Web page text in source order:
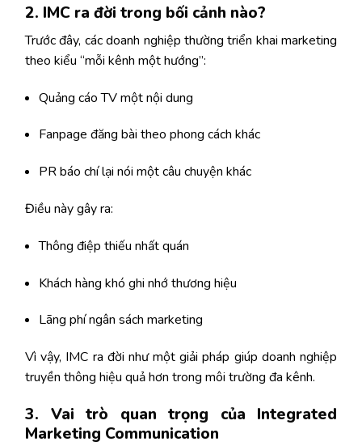
2. IMC ra đời trong bối cảnh nào?
Trước đây, các doanh nghiệp thường triển khai marketing
theo kiểu “mỗi kênh một hướng”:
Quảng cáo TV một nội dung
Fanpage đăng bài theo phong cách khác
PR báo chí lại nói một câu chuyện khác
Điều này gây ra:
Thông điệp thiếu nhất quán
Khách hàng khó ghi nhớ thương hiệu
Lãng phí ngân sách marketing
Vì vậy, IMC ra đời như một giải pháp giúp doanh nghiệp
truyền thông hiệu quả hơn trong môi trường đa kênh.
3. Vai trò quan trọng của Integrated
Marketing Communication